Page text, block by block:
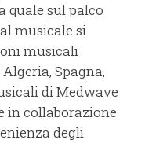
quale sul palco
musicale si
musicali
Spagna,
di Medwave
in collaborazione
degli